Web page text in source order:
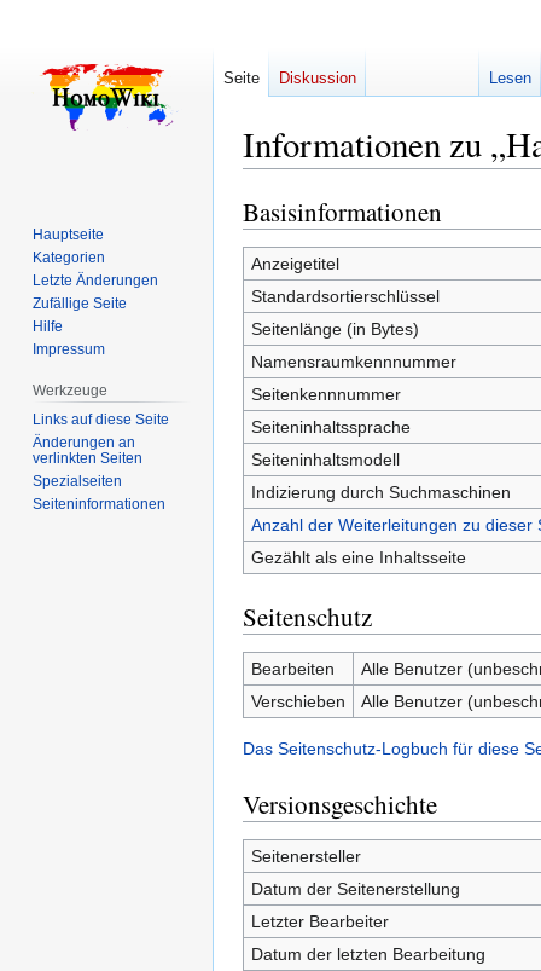
Informationen zu
Zur
Navigation
springen
Zur
Suche
springen
Basisinformationen
Anzeigetitel
Standardsortierschlüssel
Seitenlänge (in Bytes)
Namensraumkennnummer
Seitenkennnummer
Seiteninhaltssprache
Seiteninhaltsmodell
Indizierung durch Suchmaschinen
Anzahl der Weiterleitungen zu dieser
Gezählt als eine Inhaltsseite
Seitenschutz
Bearbeiten
Alle Benutzer
Verschieben
Alle Benutzer
Das Seitenschutz-Logbuch für diese
Versionsgeschichte
Seitenersteller
Datum der Seitenerstellung
Letzter Bearbeiter
Datum der letzten Bearbeitung
Seite Diskussion Lesen
Hauptseite
Kategorien
Letzte Änderungen
Zufällige Seite
Hilfe
Impressum
Werkzeuge
Links auf diese Seite
Änderungen an
verlinkten Seiten
Spezialseiten
Seiten­­informationen